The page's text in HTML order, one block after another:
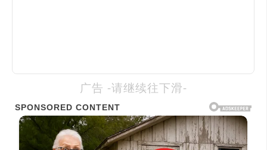
广告 -请继续往下滑-